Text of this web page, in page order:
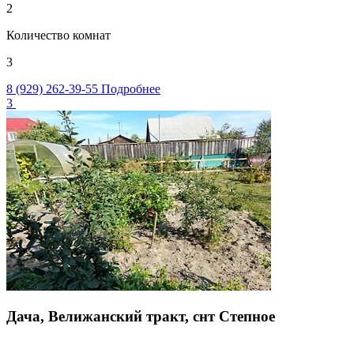
2
Количество комнат
3
8 (929) 262-39-55 Подробнее
3
Дача, Велижанский тракт, снт Степное